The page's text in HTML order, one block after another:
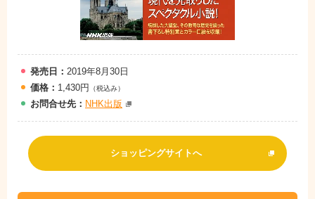
発売日： 2019年8月30日
価格： 1,430円 （税込み）
お問合せ先： NHK出版
ショッピングサイトへ